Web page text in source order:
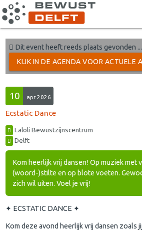
Dit event heeft reeds plaats gevonden ...
KIJK IN DE AGENDA VOOR ACTUELE
10 apr 2026
Ecstatic Dance
Laloli Bewustzijnscentrum
Delft
Kom heerlijk vrij dansen! Op muziek met
(woord-)stilte en op blote voeten.
zich wil uiten. Voel je vrij!
✦ ECSTATIC DANCE ✦
Kom deze avond heerlijk vrij dansen zoals